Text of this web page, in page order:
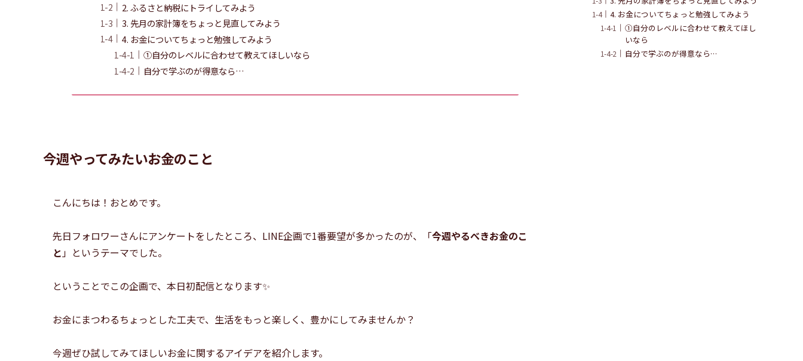
2. ふるさと納税にトライしてみよう
3. 先月の家計簿をちょっと見直してみよう
4. お金についてちょっと勉強してみよう
①自分のレベルに合わせて教えてほしいなら
自分で学ぶのが得意なら…
今週やってみたいお金のこと
こんにちは！おとめです。
先日フォロワーさんにアンケートをしたところ、LINE企画で1番要望が多かったのが、「今週やるべきお金のこ
と」というテーマでした。
ということでこの企画で、本日初配信となります✨
お金にまつわるちょっとした工夫で、生活をもっと楽しく、豊かにしてみませんか？
今週ぜひ試してみてほしいお金に関するアイデアを紹介します。
4. お金についてちょっと勉強してみよう
①自分のレベルに合わせて教えてほし
いなら
自分で学ぶのが得意なら…